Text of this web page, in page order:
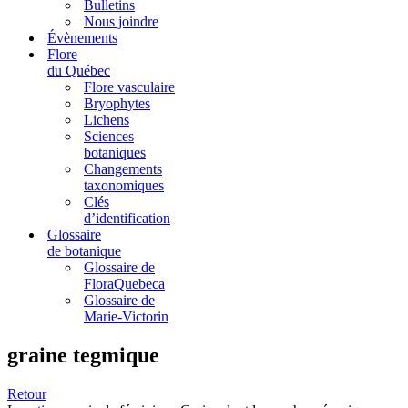
Bulletins
Nous joindre
Évènements
Flore
du Québec
Flore vasculaire
Bryophytes
Lichens
Sciences
botaniques
Changements
taxonomiques
Clés
d’identification
Glossaire
de botanique
Glossaire de
FloraQuebeca
Glossaire de
Marie-Victorin
graine tegmique
Retour